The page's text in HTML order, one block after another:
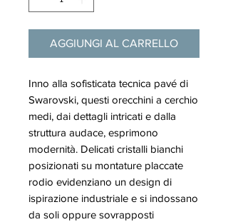
AGGIUNGI AL CARRELLO
Inno alla sofisticata tecnica pavé di
Swarovski, questi orecchini a cerchio
medi, dai dettagli intricati e dalla
struttura audace, esprimono
modernità. Delicati cristalli bianchi
posizionati su montature placcate
rodio evidenziano un design di
ispirazione industriale e si indossano
da soli oppure sovrapposti